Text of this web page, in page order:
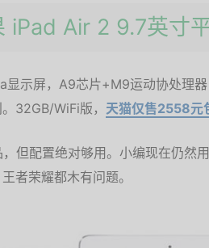
iPad Air 2 9.7英寸
显示屏，A9芯片+M9运动协处理
32GB/WiFi版， 天猫仅售2558元
，但配置绝对够用。小编现在仍然
者荣耀都木有问题。